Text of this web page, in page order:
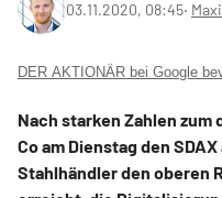
03.11.2020, 08:45‧
DER AKTIONÄR bei Google
Nach starken Zahlen
Co am Dienstag den
Stahlhändler den oberen